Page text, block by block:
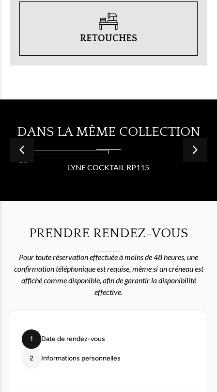
RETOUCHES
DANS LA MÊME COLLECTION
LYNE COCKTAIL RP115
PRENDRE RENDEZ-VOUS
Pour toute réservation effectuée à moins de 48 heures, une
confirmation téléphonique est requise, même si un créneau est
affiché comme disponible, afin de garantir la disponibilité
effective.